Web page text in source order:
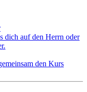
dich auf den Herrn oder
den Kurs